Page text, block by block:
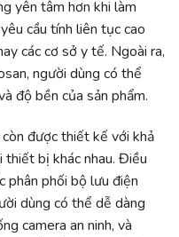
yên tâm hơn khi làm
cầu tính liên tục cao
các cơ sở y tế. Ngoài ra,
người dùng có thể
độ bền của sản phẩm.
được thiết kế với khả
thiết bị khác nhau. Điều
phân phối bộ lưu điện
dùng có thể dễ dàng
camera an ninh, và